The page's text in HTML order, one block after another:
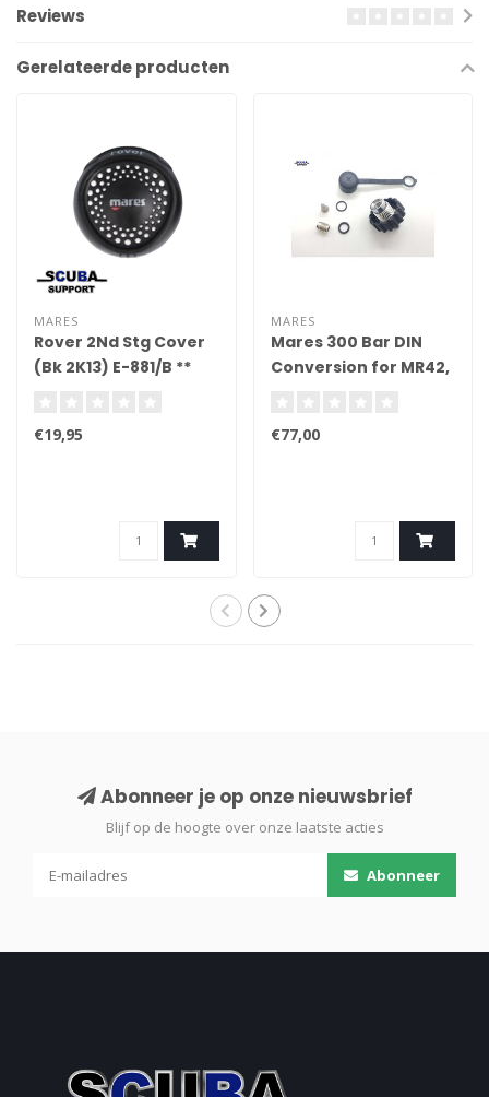
Reviews
Gerelateerde producten
MARES
Rover 2Nd Stg Cover
(Bk 2K13) E-881/B **
€19,95
MARES
Mares 300 Bar DIN
Conversion for MR42,
€77,00
Abonneer je op onze nieuwsbrief
Blijf op de hoogte over onze laatste acties
Abonneer